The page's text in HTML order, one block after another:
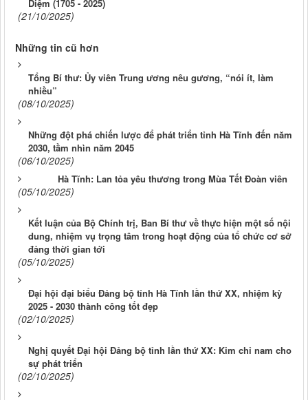
Diệm (1705 - 2025)
(21/10/2025)
Những tin cũ hơn
Tổng Bí thư: Ủy viên Trung ương nêu gương, “nói ít, làm
nhiều”
(08/10/2025)
Những đột phá chiến lược để phát triển tỉnh Hà Tĩnh đến năm
2030, tầm nhìn năm 2045
(06/10/2025)
Hà Tĩnh: Lan tỏa yêu thương trong Mùa Tết Đoàn viên
(05/10/2025)
Kết luận của Bộ Chính trị, Ban Bí thư về thực hiện một số nội
dung, nhiệm vụ trọng tâm trong hoạt động của tổ chức cơ sở
đảng thời gian tới
(05/10/2025)
Đại hội đại biểu Đảng bộ tỉnh Hà Tĩnh lần thứ XX, nhiệm kỳ
2025 - 2030 thành công tốt đẹp
(02/10/2025)
Nghị quyết Đại hội Đảng bộ tỉnh lần thứ XX: Kim chỉ nam cho
sự phát triển
(02/10/2025)